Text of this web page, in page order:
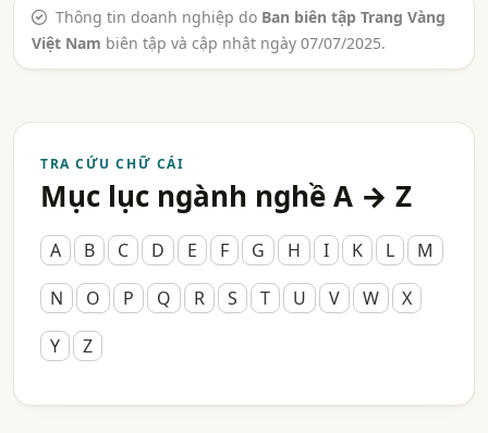
Thông tin doanh nghiệp do Ban biên tập Trang Vàng
Việt Nam biên tập và cập nhật ngày 07/07/2025.
TRA CỨU CHỮ CÁI
Mục lục ngành nghề A → Z
A B C D E F G H I K L
M
N
O P Q R S T U V W
X
Y
Z